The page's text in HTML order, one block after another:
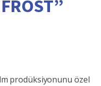
prodüksiyonunu özel